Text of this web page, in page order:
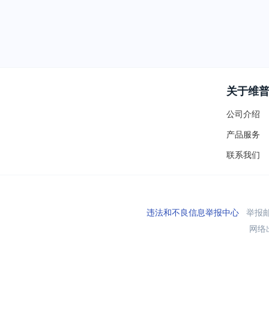
关于维普
公司介绍
产品服务
联系我们
违法和不良信息举报中心举报
网